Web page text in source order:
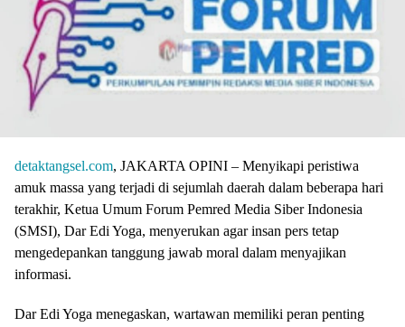
detaktangsel.com, JAKARTA OPINI – Menyikapi peristiwa
amuk massa yang terjadi di sejumlah daerah dalam beberapa hari
terakhir, Ketua Umum Forum Pemred Media Siber Indonesia
(SMSI), Dar Edi Yoga, menyerukan agar insan pers tetap
mengedepankan tanggung jawab moral dalam menyajikan
informasi.
Dar Edi Yoga menegaskan, wartawan memiliki peran penting